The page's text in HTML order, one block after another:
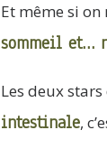
Et même si on
sommeil et…
Les deux
intestinale,